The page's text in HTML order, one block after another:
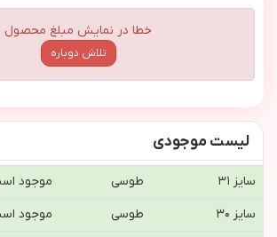
خطا در نمایش مبلغ محصول
تلاش دوباره
لیست موجودی
سایز ۳۱ طوسی
موجود
سایز ۳۰
طوسی
موجود